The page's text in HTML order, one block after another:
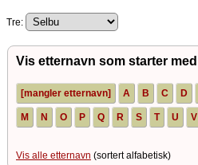
Tre:
Vis etternavn som starter med
[mangler etternavn] A B C D
M N O P Q R S T U V
Vis alle etternavn (sortert alfabetisk)